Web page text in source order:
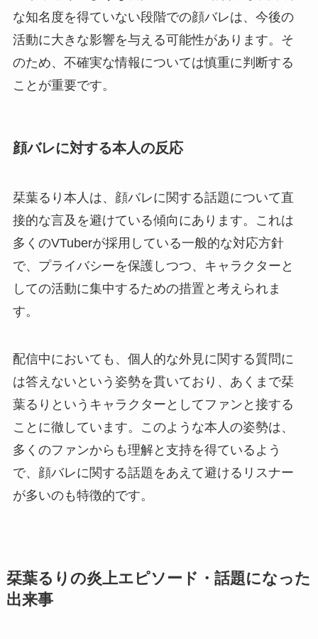
な知名度を得ていない段階での顔バレは、今後の
活動に大きな影響を与える可能性があります。そ
のため、不確実な情報については慎重に判断する
ことが重要です。
顔バレに対する本人の反応
栞葉るり本人は、顔バレに関する話題について直
接的な言及を避けている傾向にあります。これは
多くのVTuberが採用している一般的な対応方針
で、プライバシーを保護しつつ、キャラクターと
しての活動に集中するための措置と考えられま
す。
配信中においても、個人的な外見に関する質問に
は答えないという姿勢を貫いており、あくまで栞
葉るりというキャラクターとしてファンと接する
ことに徹しています。このような本人の姿勢は、
多くのファンからも理解と支持を得ているよう
で、顔バレに関する話題をあえて避けるリスナー
が多いのも特徴的です。
栞葉るりの炎上エピソード・話題になった
出来事